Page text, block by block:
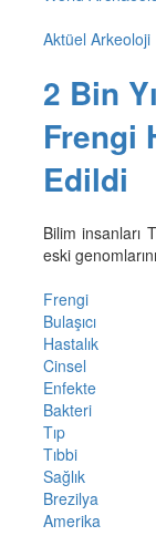
Aktüel Arkeoloji
2 Bin
Frengi
Edildi
Bilim insanları
eski
Frengi
Bulaşıcı
Hastalık
Cinsel
Enfekte
Bakteri
Tıp
Tıbbi
Sağlık
Brezilya
Amerika